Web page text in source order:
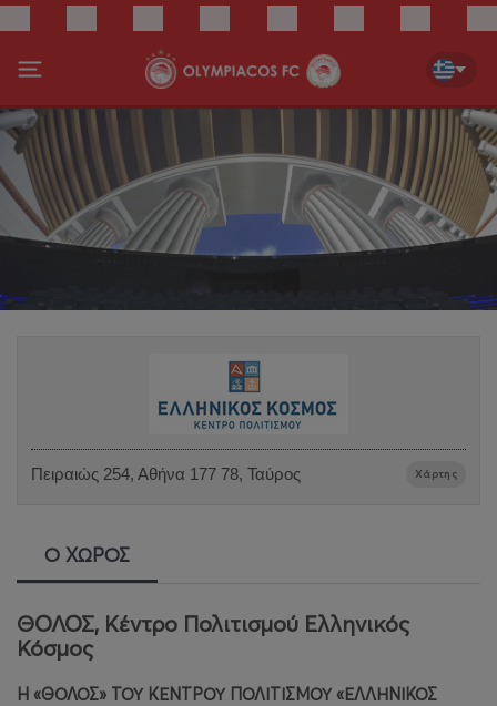
Πειραιώς 254, Αθήνα 177 78, Ταύρος Χάρτης
Ο ΧΩΡΟΣ
ΘΟΛΟΣ, Κέντρο Πολιτισμού Ελληνικός
Κόσμος
H «ΘΟΛΟΣ» ΤΟΥ ΚΕΝΤΡΟΥ ΠΟΛΙΤΙΣΜΟΥ «ΕΛΛΗΝΙΚΟΣ